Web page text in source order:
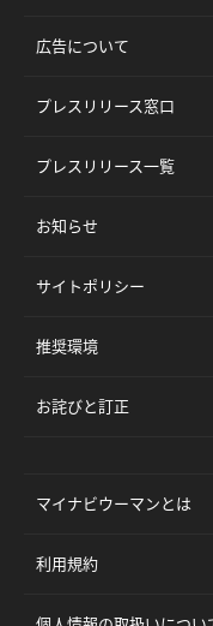
広告について
プレスリリース窓口
プレスリリース一覧
お知らせ
サイトポリシー
推奨環境
お詫びと訂正
マイナビウーマンとは
利用規約